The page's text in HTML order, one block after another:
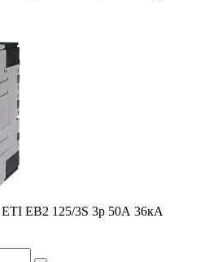
EB2 125/3S 3p 50А 36кА